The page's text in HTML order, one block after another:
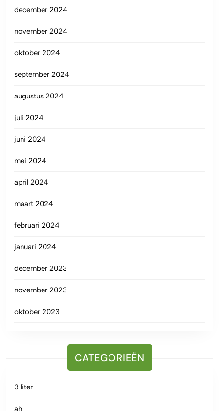
december 2024
november 2024
oktober 2024
september 2024
augustus 2024
juli 2024
juni 2024
mei 2024
april 2024
maart 2024
februari 2024
januari 2024
december 2023
november 2023
oktober 2023
CATEGORIEËN
3 liter
ah